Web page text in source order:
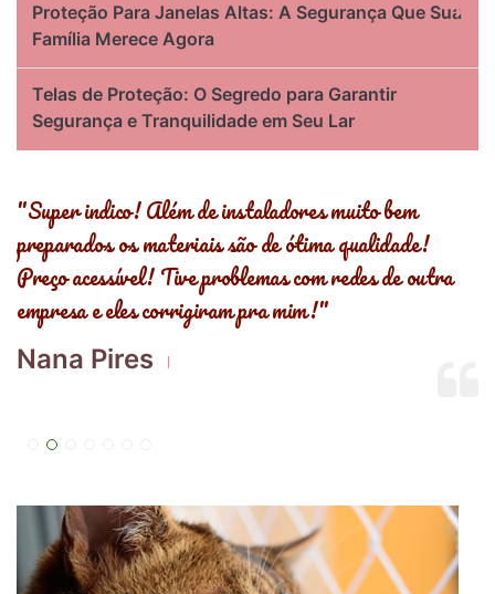
Proteção Para Janelas Altas: A Segurança Que Sua
Família Merece Agora
Telas de Proteção: O Segredo para Garantir
Segurança e Tranquilidade em Seu Lar
"Super indico! Além de instaladores muito bem
preparados os materiais são de ótima qualidade!
Preço acessível! Tive problemas com redes de outra
empresa e eles corrigiram pra mim!"
Nana Pires